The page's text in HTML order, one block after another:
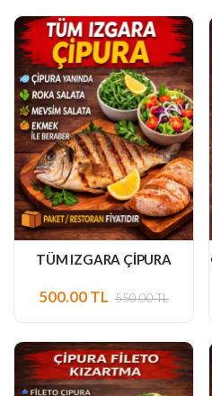
TÜM IZGARA ÇİPURA
500.00 TL